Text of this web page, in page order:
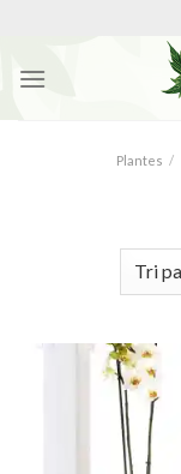
content
Plantes /